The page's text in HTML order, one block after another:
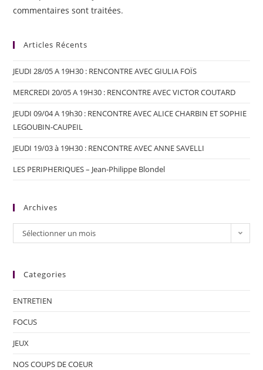
commentaires sont traitées.
Articles Récents
JEUDI 28/05 A 19H30 : RENCONTRE AVEC GIULIA FOÏS
MERCREDI 20/05 A 19H30 : RENCONTRE AVEC VICTOR COUTARD
JEUDI 09/04 A 19h30 : RENCONTRE AVEC ALICE CHARBIN ET SOPHIE
LEGOUBIN-CAUPEIL
JEUDI 19/03 à 19H30 : RENCONTRE AVEC ANNE SAVELLI
LES PERIPHERIQUES – Jean-Philippe Blondel
Archives
Sélectionner un mois
Categories
ENTRETIEN
FOCUS
JEUX
NOS COUPS DE COEUR